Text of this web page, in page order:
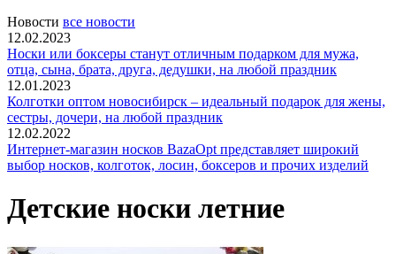
Новости все новости
12.02.2023
Носки или боксеры станут отличным подарком для мужа,
отца, сына, брата, друга, дедушки, на любой праздник
12.01.2023
Колготки оптом новосибирск – идеальный подарок для жены,
сестры, дочери, на любой праздник
12.02.2022
Интернет-магазин носков BazaOpt представляет широкий
выбор носков, колготок, лосин, боксеров и прочих изделий
Детские носки летние